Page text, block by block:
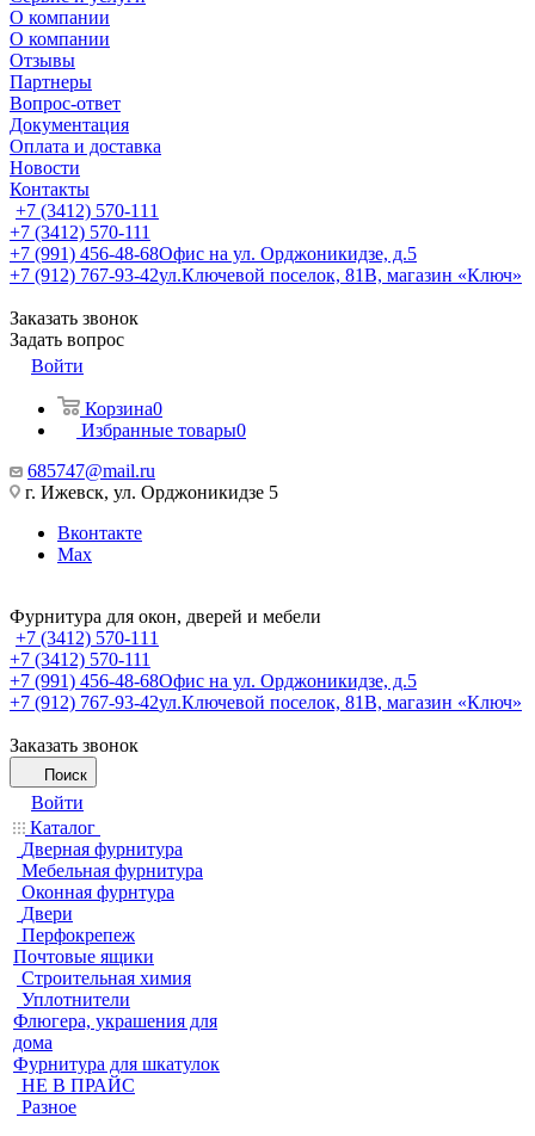
О компании
О компании
Отзывы
Партнеры
Вопрос-ответ
Документация
Оплата и доставка
Новости
Контакты
+7 (3412) 570-111
+7 (3412) 570-111
+7 (991) 456-48-68Офис на ул. Орджоникидзе, д.5
+7 (912) 767-93-42ул.Ключевой поселок, 81В, магазин «Ключ»
Заказать звонок
Задать вопрос
Войти
Корзина0
Избранные товары0
685747@mail.ru
г. Ижевск, ул. Орджоникидзе 5
Вконтакте
Max
Фурнитура для окон, дверей и мебели
+7 (3412) 570-111
+7 (3412) 570-111
+7 (991) 456-48-68Офис на ул. Орджоникидзе, д.5
+7 (912) 767-93-42ул.Ключевой поселок, 81В, магазин «Ключ»
Заказать звонок
Поиск
Войти
Каталог
Дверная фурнитура
Мебельная фурнитура
Оконная фурнтура
Двери
Перфокрепеж
Почтовые ящики
Строительная химия
Уплотнители
Флюгера, украшения для
дома
Фурнитура для шкатулок
НЕ В ПРАЙС
Разное